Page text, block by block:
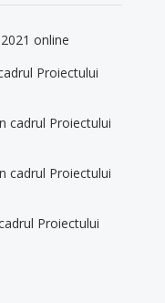
online
Proiectului
cadrul Proiectului
cadrul Proiectului
Proiectului